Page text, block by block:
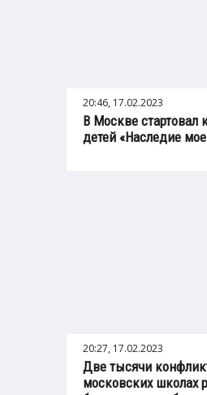
20:46, 17.02.2023
В Москве стартовал
детей «Наследие
20:27, 17.02.2023
Две тысячи
московских школах